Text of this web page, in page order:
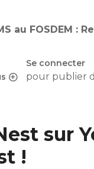
au FOSDEM 2025
Se connecter
pour publier
au FOSDEM :
sur
!